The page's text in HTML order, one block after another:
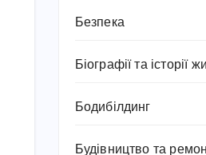
Безпека
Біографії та історії
Бодибілдинг
Будівництво та